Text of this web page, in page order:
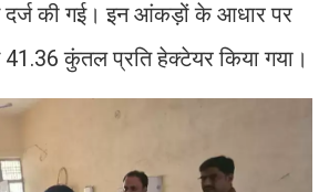
दर्ज की गई। इन आंकड़ों के आधार पर
कुंतल प्रति हेक्टेयर किया गया।